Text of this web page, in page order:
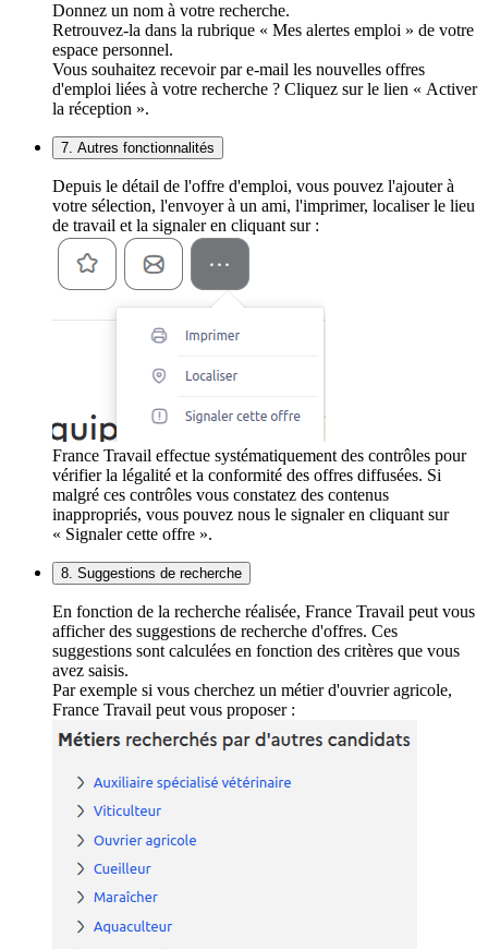
Donnez un nom à votre recherche.
Retrouvez-la dans la rubrique « Mes alertes emploi » de votre
espace personnel.
Vous souhaitez recevoir par e-mail les nouvelles offres
d'emploi liées à votre recherche ? Cliquez sur le lien « Activer
la réception ».
7. Autres fonctionnalités
Depuis le détail de l'offre d'emploi, vous pouvez l'ajouter à
votre sélection, l'envoyer à un ami, l'imprimer, localiser le lieu
de travail et la signaler en cliquant sur :
France Travail effectue systématiquement des contrôles pour
vérifier la légalité et la conformité des offres diffusées. Si
malgré ces contrôles vous constatez des contenus
inappropriés, vous pouvez nous le signaler en cliquant sur
« Signaler cette offre ».
8. Suggestions de recherche
En fonction de la recherche réalisée, France Travail peut vous
afficher des suggestions de recherche d'offres. Ces
suggestions sont calculées en fonction des critères que vous
avez saisis.
Par exemple si vous cherchez un métier d'ouvrier agricole,
France Travail peut vous proposer :